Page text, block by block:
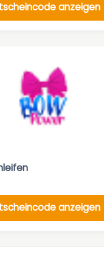
anzeigen
anzeigen